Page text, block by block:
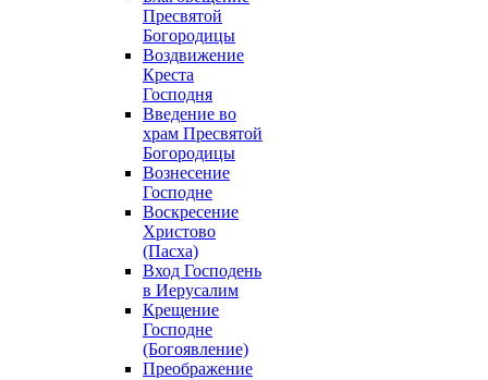
Пресвятой
Богородицы
Воздвижение
Креста
Господня
Введение во
храм Пресвятой
Богородицы
Вознесение
Господне
Воскресение
Христово
(Пасха)
Вход Господень
в Иерусалим
Крещение
Господне
(Богоявление)
Преображение